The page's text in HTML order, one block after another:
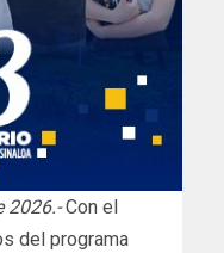
2026.-Con el
del programa